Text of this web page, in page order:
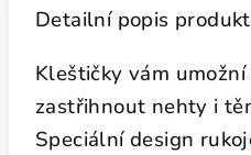
Detailní popis
Kleštičky vám
zastřihnout nehty i
Speciální design